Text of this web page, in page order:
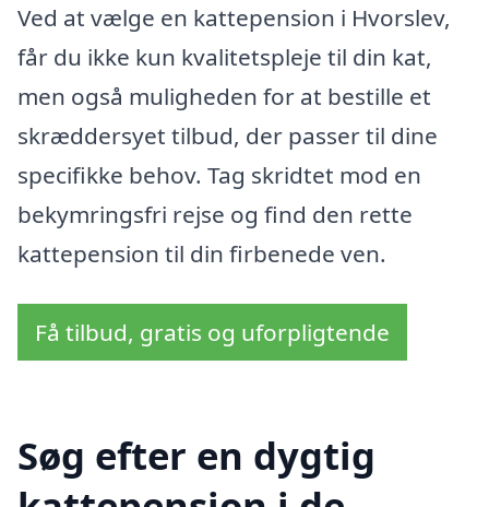
Ved at vælge en kattepension i Hvorslev,
får du ikke kun kvalitetspleje til din kat,
men også muligheden for at bestille et
skræddersyet tilbud, der passer til dine
specifikke behov. Tag skridtet mod en
bekymringsfri rejse og find den rette
kattepension til din firbenede ven.
Få tilbud, gratis og uforpligtende
Søg efter en dygtig